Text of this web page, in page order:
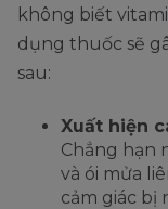
không biết
dụng thuốc sẽ
sau:
Xuất hiện
Chẳng hạn
và ói mửa
cảm giác bị